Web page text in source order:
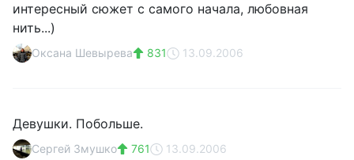
интересный сюжет с самого начала, любовная
нить...)
Оксана Шевырева 831 13.09.2006
Девушки. Побольше.
Сергей Змушко 761 13.09.2006